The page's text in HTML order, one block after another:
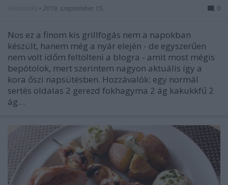
• 2019. szeptember 15. 0
Nos ez a finom kis grillfogás nem a napokban
készült, hanem még a nyár elején - de egyszerűen
nem volt időm feltölteni a blogra - amit most mégis
bepótolok, mert szerintem nagyon aktuális így a
kora őszi napsütésben. Hozzávalók: egy normál
sertés oldalas 2 gerezd fokhagyma 2 ág kakukkfű 2
ág…